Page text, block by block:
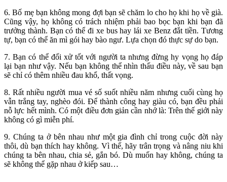
6. Bố mẹ bạn không mong đợi bạn sẽ chăm lo cho họ khi họ về già.
Cũng vậy, họ không có trách nhiệm phải bao bọc bạn khi bạn đã
trưởng thành. Bạn có thể đi xe bus hay lái xe Benz đắt tiền. Tương
tự, bạn có thể ăn mì gói hay bào ngư. Lựa chọn đó thực sự do bạn.
7. Bạn có thể đối xử tốt với người ta nhưng đừng hy vọng họ đáp
lại bạn như vậy. Nếu bạn không thể nhìn thấu điều này, về sau bạn
sẽ chỉ có thêm nhiều đau khổ, thất vọng.
8. Rất nhiều người mua vé số suốt nhiều năm nhưng cuối cùng họ
vẫn trắng tay, nghèo đói. Để thành công hay giàu có, bạn đều phải
nỗ lực hết mình. Có một điều đơn giản cần nhớ là: Trên thế giới này
không có gì miễn phí.
9. Chúng ta ở bên nhau như một gia đình chỉ trong cuộc đời này
thôi, dù bạn thích hay không. Vì thế, hãy trân trọng và nâng niu khi
chúng ta bên nhau, chia sẻ, gắn bó. Dù muốn hay không, chúng ta
sẽ không thể gặp nhau ở kiếp sau…